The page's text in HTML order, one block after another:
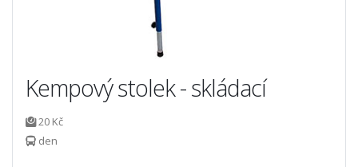
Kempový stolek - skládací
20 Kč
den